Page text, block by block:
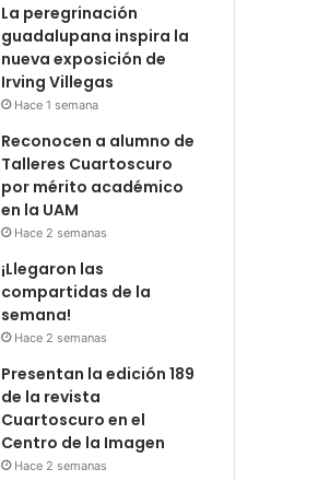
La peregrinación
guadalupana inspira la
nueva exposición de
Irving Villegas
Hace 1 semana
Reconocen a alumno de
Talleres Cuartoscuro
por mérito académico
en la UAM
Hace 2 semanas
¡Llegaron las
compartidas de la
semana!
Hace 2 semanas
Presentan la edición 189
de la revista
Cuartoscuro en el
Centro de la Imagen
Hace 2 semanas